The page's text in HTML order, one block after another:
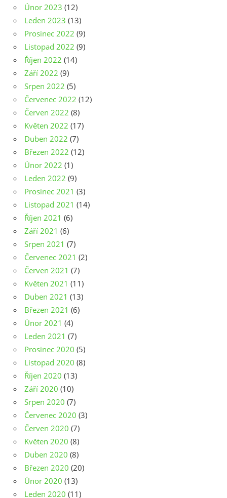
Únor 2023 (12)
Leden 2023 (13)
Prosinec 2022 (9)
Listopad 2022 (9)
Říjen 2022 (14)
Září 2022 (9)
Srpen 2022 (5)
Červenec 2022 (12)
Červen 2022 (8)
Květen 2022 (17)
Duben 2022 (7)
Březen 2022 (12)
Únor 2022 (1)
Leden 2022 (9)
Prosinec 2021 (3)
Listopad 2021 (14)
Říjen 2021 (6)
Září 2021 (6)
Srpen 2021 (7)
Červenec 2021 (2)
Červen 2021 (7)
Květen 2021 (11)
Duben 2021 (13)
Březen 2021 (6)
Únor 2021 (4)
Leden 2021 (7)
Prosinec 2020 (5)
Listopad 2020 (8)
Říjen 2020 (13)
Září 2020 (10)
Srpen 2020 (7)
Červenec 2020 (3)
Červen 2020 (7)
Květen 2020 (8)
Duben 2020 (8)
Březen 2020 (20)
Únor 2020 (13)
Leden 2020 (11)